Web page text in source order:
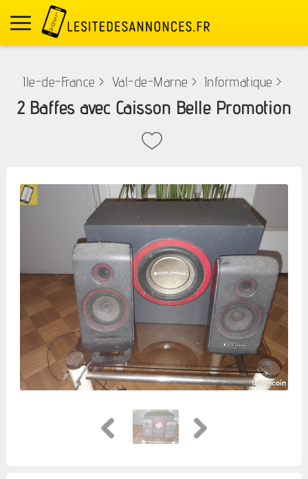
Ile-de-France > Val-de-Marne > Informatique >
2 Baffes avec Caisson Belle Promotion